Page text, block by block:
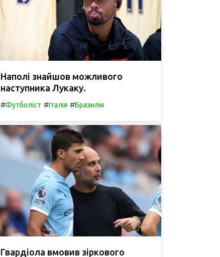
Наполі знайшов можливого
наступника Лукаку.
#Футболіст #Італія #Бразилія
Гвардіола вмовив зіркового